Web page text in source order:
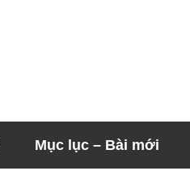
Mục lục – Bài mới